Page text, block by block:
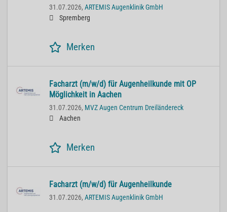
31.07.2026, ARTEMIS Augenklinik GmbH
Spremberg
Merken
Facharzt (m/w/d) für Augenheilkunde mit OP
Möglichkeit in Aachen
31.07.2026, MVZ Augen Centrum Dreiländereck
Aachen
Merken
Facharzt (m/w/d) für Augenheilkunde
31.07.2026, ARTEMIS Augenklinik GmbH